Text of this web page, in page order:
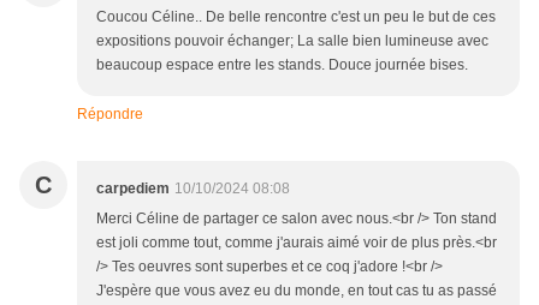
Coucou Céline.. De belle rencontre c'est un peu le but de ces
expositions pouvoir échanger; La salle bien lumineuse avec
beaucoup espace entre les stands. Douce journée bises.
Répondre
C carpediem 10/10/2024 08:08
Merci Céline de partager ce salon avec nous.<br /> Ton stand
est joli comme tout, comme j'aurais aimé voir de plus près.<br
/> Tes oeuvres sont superbes et ce coq j'adore !<br />
J'espère que vous avez eu du monde, en tout cas tu as passé